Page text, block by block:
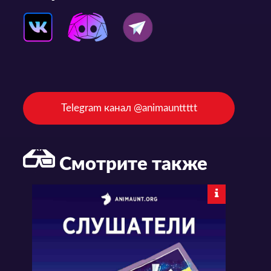
Telegram канал @animaunttttt
Смотрите также